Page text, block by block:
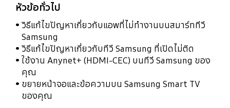
หัวข้อทั่วไป
วิธีแก้ไขปัญหาเกี่ยวกับแอพที่ไม่ทำงานบนสมาร์ททีวี
Samsung
วิธีแก้ไขปัญหาเกี่ยวกับทีวี Samsung ที่เปิดไม่ติด
ใช้งาน Anynet+ (HDMI-CEC) บนทีวี Samsung ของ
คุณ
ขยายหน้าจอและข้อความบน Samsung Smart TV
ของคุณ